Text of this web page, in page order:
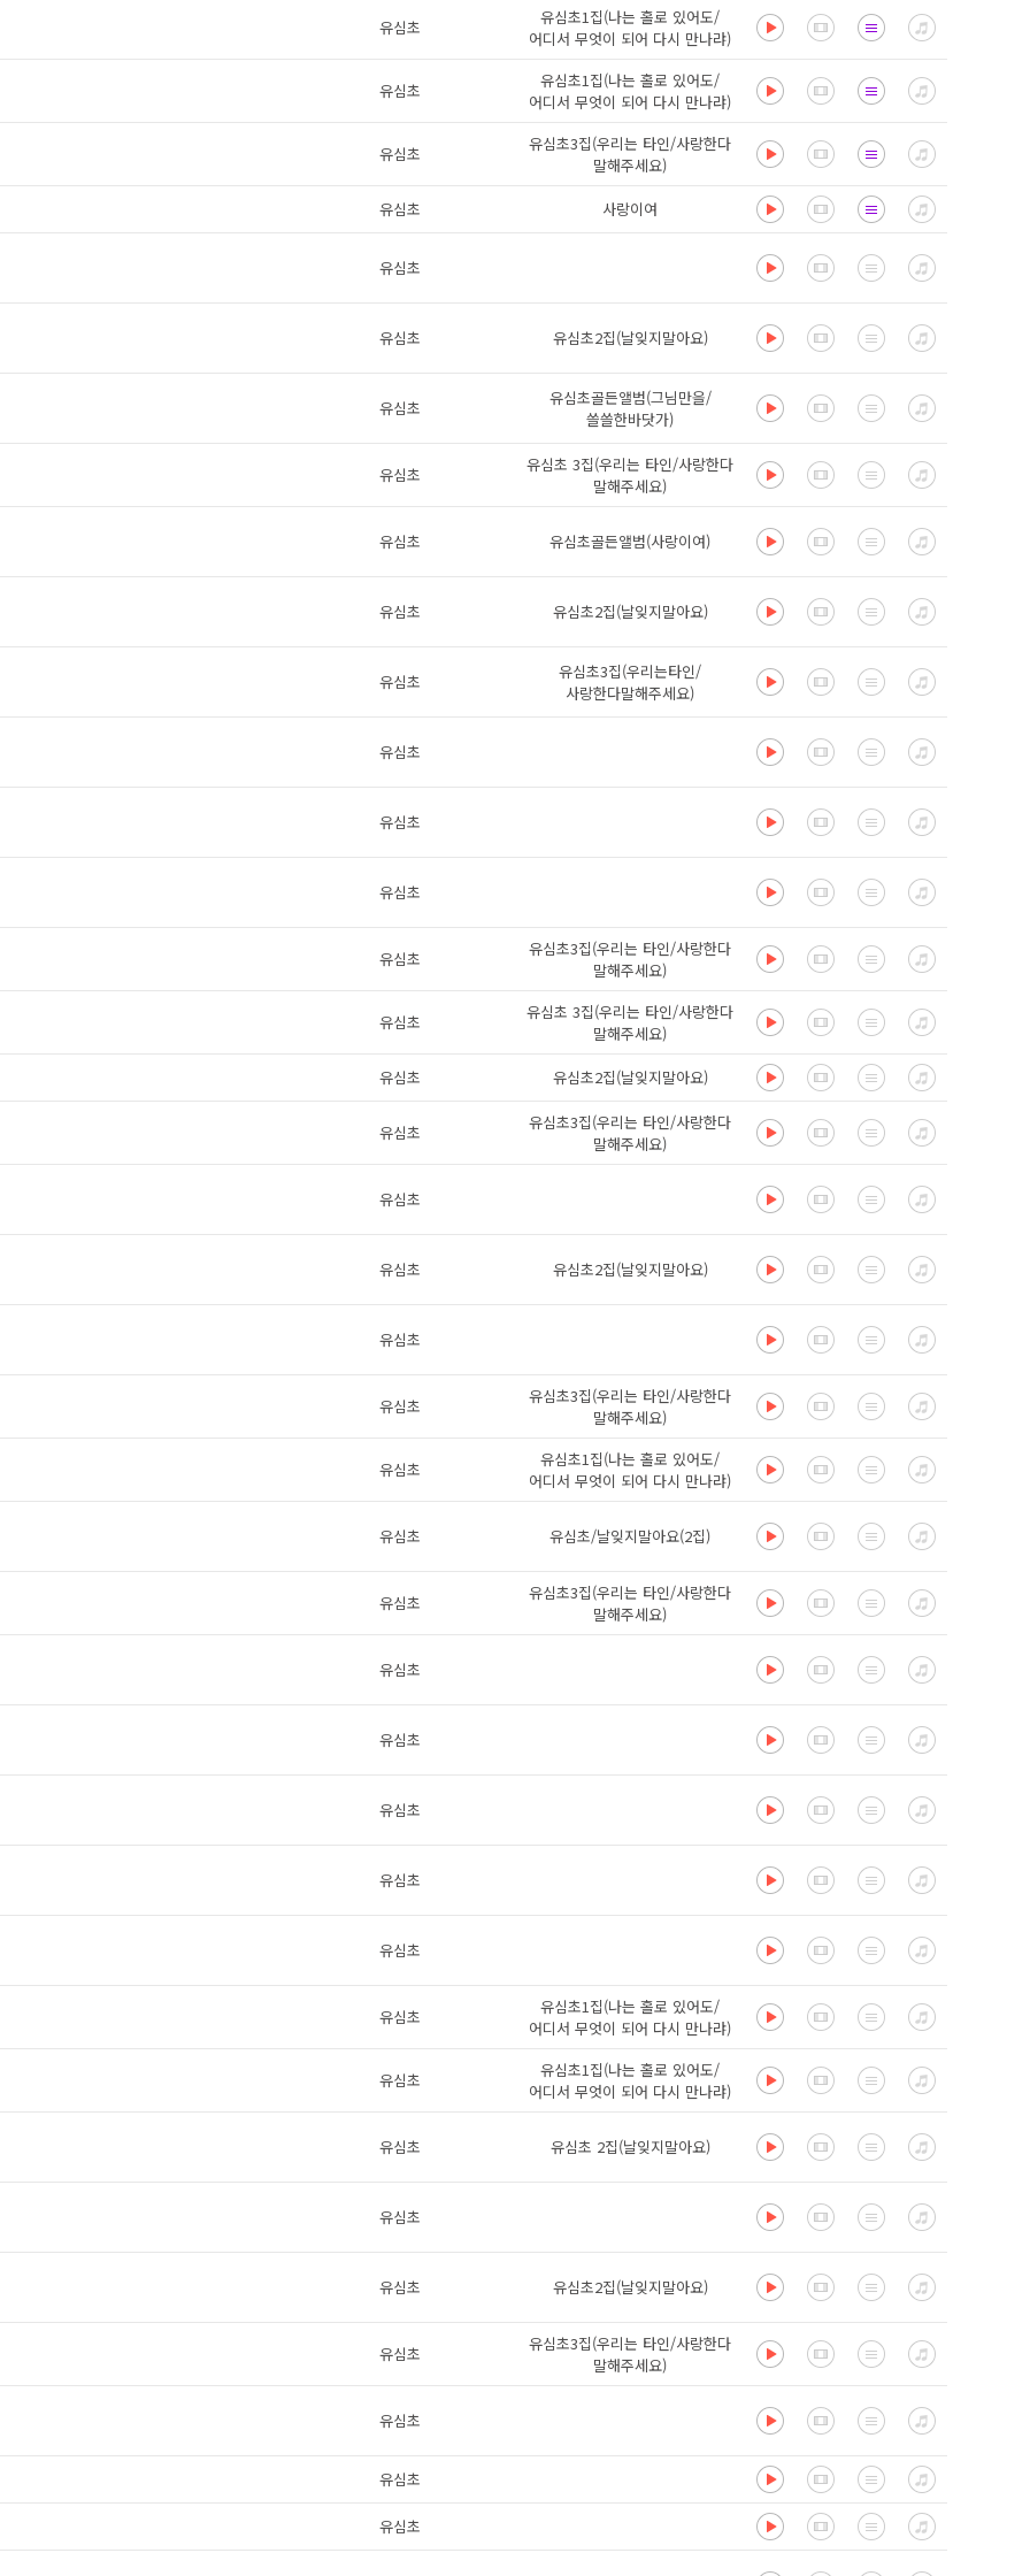
유심초
유심초1집(나는 홀로 있어도/
어디서 무엇이 되어 다시 만나랴)
유심초
유심초1집(나는 홀로 있어도/
어디서 무엇이 되어 다시 만나랴)
유심초
유심초3집(우리는 타인/사랑한다
말해주세요)
유심초
사랑이여
유심초
유심초 유심초2집(날잊지말아요)
유심초
유심초골든앨범(그님만을/
쓸쓸한바닷가)
유심초
유심초 3집(우리는 타인/사랑한다
말해주세요)
유심초 유심초골든앨범(사랑이여)
유심초 유심초2집(날잊지말아요)
유심초
유심초3집(우리는타인/
사랑한다말해주세요)
유심초
유심초
유심초
유심초
유심초3집(우리는 타인/사랑한다
말해주세요)
유심초
유심초 3집(우리는 타인/사랑한다
말해주세요)
유심초
유심초2집(날잊지말아요)
유심초
유심초3집(우리는 타인/사랑한다
말해주세요)
유심초
유심초 유심초2집(날잊지말아요)
유심초
유심초
유심초3집(우리는 타인/사랑한다
말해주세요)
유심초
유심초1집(나는 홀로 있어도/
어디서 무엇이 되어 다시 만나랴)
유심초 유심초/날잊지말아요(2집)
유심초
유심초3집(우리는 타인/사랑한다
말해주세요)
유심초
유심초
유심초
유심초
유심초
유심초
유심초1집(나는 홀로 있어도/
어디서 무엇이 되어 다시 만나랴)
유심초
유심초1집(나는 홀로 있어도/
어디서 무엇이 되어 다시 만나랴)
유심초 유심초 2집(날잊지말아요)
유심초
유심초 유심초2집(날잊지말아요)
유심초
유심초3집(우리는 타인/사랑한다
말해주세요)
유심초
유심초
유심초